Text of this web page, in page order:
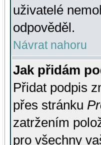
uživatelé
odpověděl.
Návrat nahoru
Jak přidám
Přidat podpis
přes stránku
zatržením
pro všechny